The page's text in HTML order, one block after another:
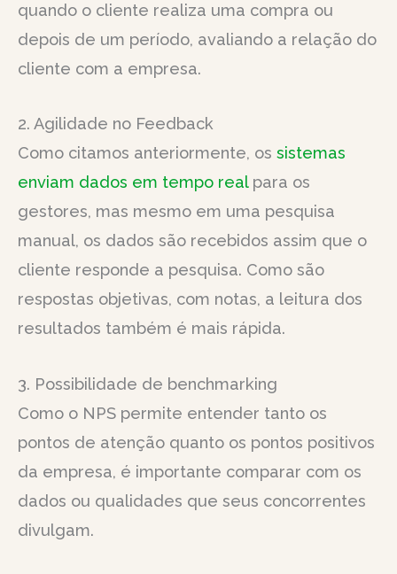
quando o cliente realiza uma compra ou
depois de um período, avaliando a relação do
cliente com a empresa.
2. Agilidade no Feedback
Como citamos anteriormente, os sistemas
enviam dados em tempo realpara os
gestores, mas mesmo em uma pesquisa
manual, os dados são recebidos assim que o
cliente responde a pesquisa. Como são
respostas objetivas, com notas, a leitura dos
resultados também é mais rápida.
3. Possibilidade de benchmarking
Como o NPS permite entender tanto os
pontos de atenção quanto os pontos positivos
da empresa, é importante comparar com os
dados ou qualidades que seus concorrentes
divulgam.